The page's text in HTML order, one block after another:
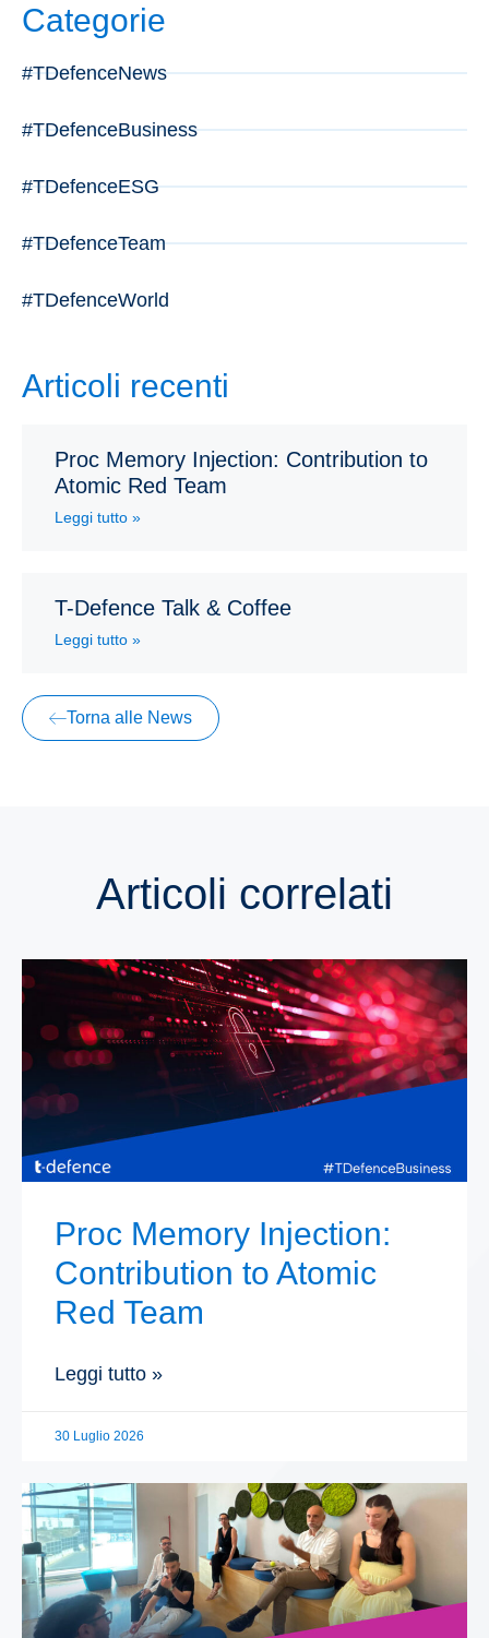
Categorie
#TDefenceNews
#TDefenceBusiness
#TDefenceESG
#TDefenceTeam
#TDefenceWorld
Articoli recenti
Proc Memory Injection: Contribution to
Atomic Red Team
Leggi tutto »
T-Defence Talk & Coffee
Leggi tutto »
Torna alle News
Articoli correlati
Proc Memory Injection:
Contribution to Atomic
Red Team
Leggi tutto »
30 Luglio 2026